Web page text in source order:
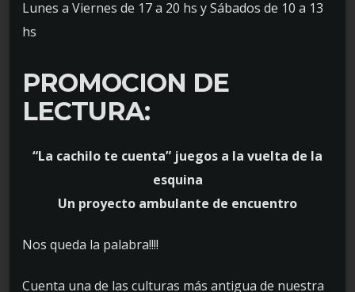
Lunes a Viernes de 17 a 20 hs y Sábados de 10 a 13
hs
PROMOCION DE
LECTURA:
“La cachilo te cuenta” juegos a la vuelta de la
esquina
Un proyecto ambulante de encuentro
Nos queda la palabra!!!!
Cuenta una de las culturas más antigua de nuestra